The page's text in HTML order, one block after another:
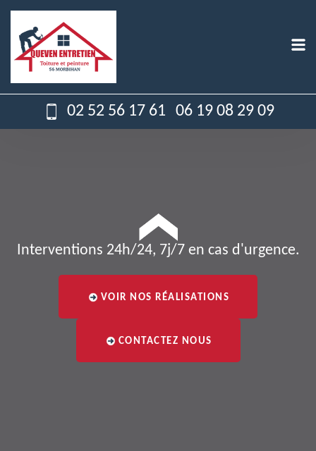
02 52 56 17 61 06 19 08 29 09
Interventions 24h/24, 7j/7 en cas d'urgence.
VOIR NOS RÉALISATIONS
CONTACTEZ NOUS